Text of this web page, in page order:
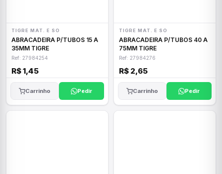
TIGRE MAT. E SO
ABRACADEIRA P/TUBOS 15 A
35MM TIGRE
Ref: 27984254
R$ 1,45
Carrinho Pedir
TIGRE MAT. E SO
ABRACADEIRA P/TUBOS 40 A
75MM TIGRE
Ref: 27984276
R$ 2,65
Carrinho Pedir